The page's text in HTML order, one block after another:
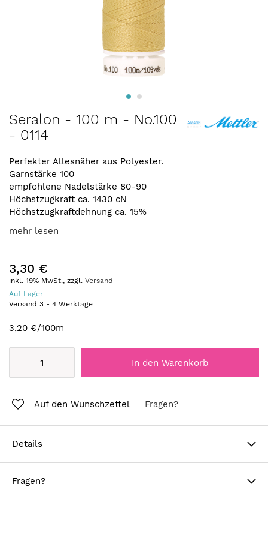
Anfang
der
springen
Seralon - 100 m - No.100
- 0114
Perfekter Allesnäher aus Polyester.
Garnstärke 100
empfohlene Nadelstärke 80-90
Höchstzugkraft ca. 1430 cN
Höchstzugkraftdehnung ca. 15%
mehr lesen
3,30 €
inkl. 19% MwSt., zzgl. Versand
Auf Lager
Versand 3 - 4 Werktage
3,20 €/100m
In den Warenkorb
Auf den Wunschzettel Fragen?
Details
Fragen?